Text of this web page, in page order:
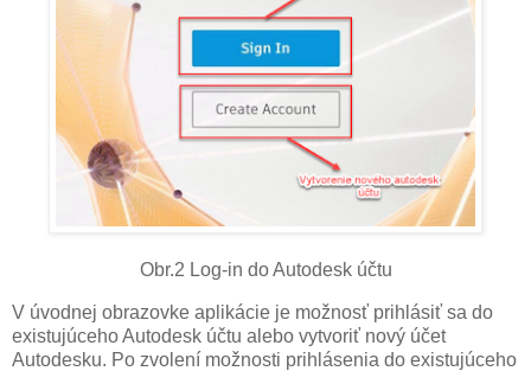
Obr.2 Log-in do Autodesk účtu
V úvodnej obrazovke aplikácie je možnosť prihlásiť sa do
existujúceho Autodesk účtu alebo vytvoriť nový účet
Autodesku. Po zvolení možnosti prihlásenia do existujúceho